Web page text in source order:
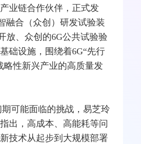
业链合作伙伴，正式发
融合（众创）研发试验装
放、众创的6G公共试验验
础设施，围绕着6G“先行
略性新兴产业的高质量发
可能面临的挑战，易芝玲
出，高成本、高能耗等问
技术从起步到大规模部署